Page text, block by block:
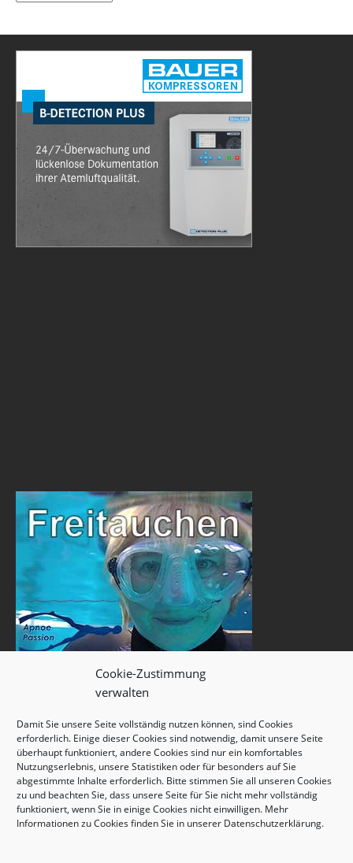
Cookie-Zustimmung
verwalten
Damit Sie unsere Seite vollständig nutzen können, sind Cookies
erforderlich. Einige dieser Cookies sind notwendig, damit unsere Seite
überhaupt funktioniert, andere Cookies sind nur ein komfortables
Nutzungserlebnis, unsere Statistiken oder für besonders auf Sie
abgestimmte Inhalte erforderlich. Bitte stimmen Sie all unseren Cookies
zu und beachten Sie, dass unsere Seite für Sie nicht mehr vollständig
funktioniert, wenn Sie in einige Cookies nicht einwilligen. Mehr
Informationen zu Cookies finden Sie in unserer Datenschutzerklärung.